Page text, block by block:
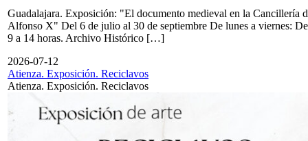
Guadalajara. Exposición: "El documento medieval en la Cancillería
Alfonso X" Del 6 de julio al 30 de septiembre De lunes a viernes: De
9 a 14 horas. Archivo Histórico […]
2026-07-12
Atienza. Exposición. Reciclavos
Atienza. Exposición. Reciclavos